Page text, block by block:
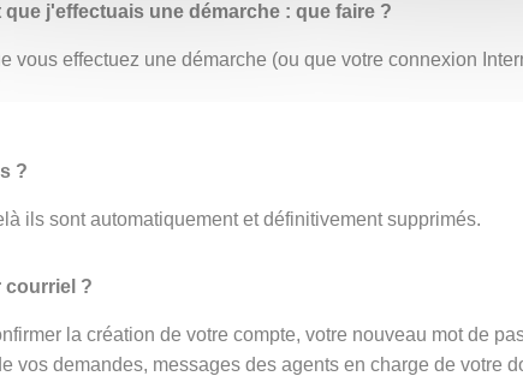
j'effectuais une démarche : que faire ?
vous effectuez une démarche (ou que votre connexion
?
ils sont automatiquement et définitivement supprimés.
courriel ?
la création de votre compte, votre nouveau mot de
vos demandes, messages des agents en charge de votre